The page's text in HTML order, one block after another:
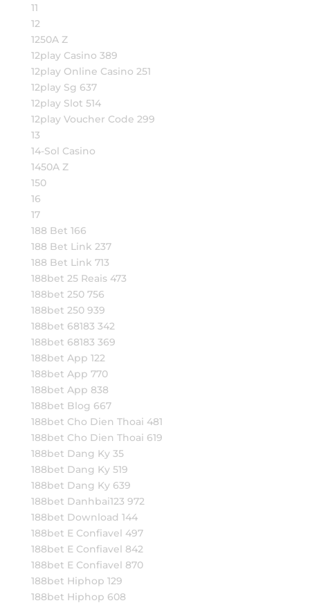
11
12
1250A Z
12play Casino 389
12play Online Casino 251
12play Sg 637
12play Slot 514
12play Voucher Code 299
13
14-Sol Casino
1450A Z
150
16
17
188 Bet 166
188 Bet Link 237
188 Bet Link 713
188bet 25 Reais 473
188bet 250 756
188bet 250 939
188bet 68183 342
188bet 68183 369
188bet App 122
188bet App 770
188bet App 838
188bet Blog 667
188bet Cho Dien Thoai 481
188bet Cho Dien Thoai 619
188bet Dang Ky 35
188bet Dang Ky 519
188bet Dang Ky 639
188bet Danhbai123 972
188bet Download 144
188bet E Confiavel 497
188bet E Confiavel 842
188bet E Confiavel 870
188bet Hiphop 129
188bet Hiphop 608